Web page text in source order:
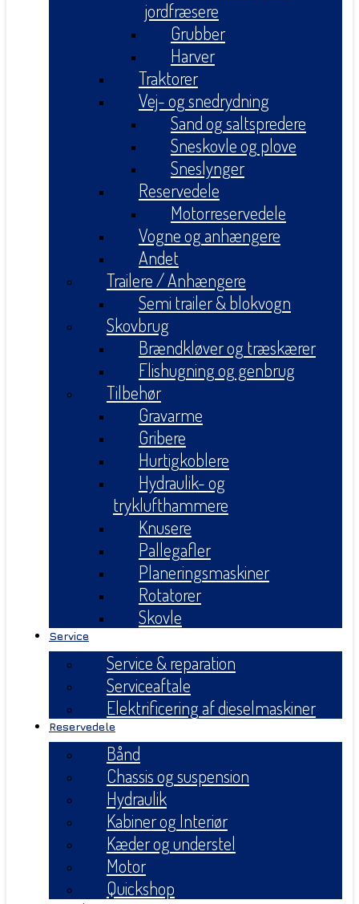
jordfræsere
Grubber
Harver
Traktorer
Vej- og snedrydning
Sand og saltspredere
Sneskovle og plove
Sneslynger
Reservedele
Motorreservedele
Vogne og anhængere
Andet
Trailere / Anhængere
Semi trailer & blokvogn
Skovbrug
Brændkløver og træskærer
Flishugning og genbrug
Tilbehør
Gravarme
Gribere
Hurtigkoblere
Hydraulik- og
tryklufthammere
Knusere
Pallegafler
Planeringsmaskiner
Rotatorer
Skovle
Service
Service & reparation
Serviceaftale
Elektrificering af dieselmaskiner
Reservedele
Bånd
Chassis og suspension
Hydraulik
Kabiner og Interiør
Kæder og understel
Motor
Quickshop